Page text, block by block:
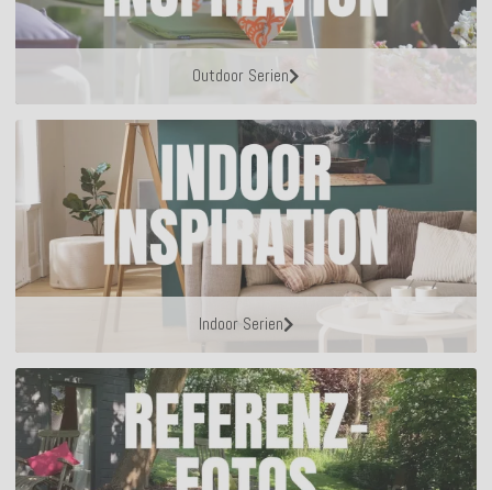
Outdoor Serien
Indoor Serien